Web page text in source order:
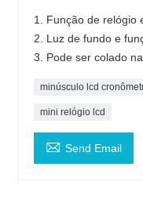
1. Função de relógio
2. Luz de fundo e
3. Pode ser colado
minúsculo lcd
mini relógio lcd
 Send Email